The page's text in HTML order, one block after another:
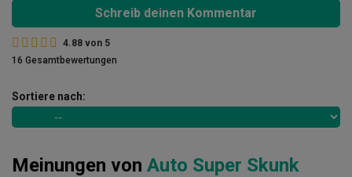
Schreib deinen Kommentar
4.88 von 5
16 Gesamtbewertungen
Sortiere nach:
Meinungen von Auto Super Skunk